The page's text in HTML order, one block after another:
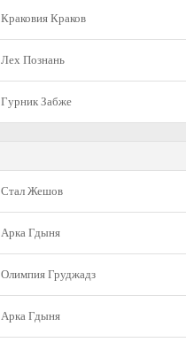
Краковия Краков
Лех Познань
Гурник Забже
Стал Жешов
Арка Гдыня
Олимпия Груджадз
Арка Гдыня